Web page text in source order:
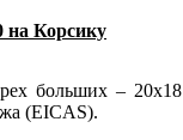
на Корсику
больших –
(EICAS).